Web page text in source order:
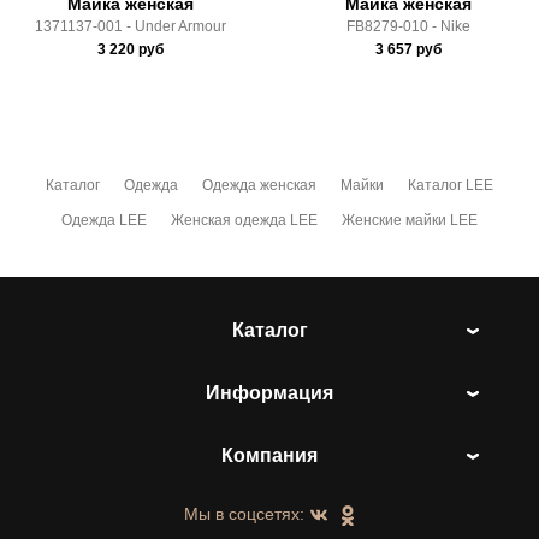
1371137-001 - Under Armour
3 220руб
FB8279-010 - Nike
3 657 руб
Каталог Одежда Одежда женская Майки Каталог LEE
Одежда LEE Женская одежда LEE Женские майки LEE
Каталог
Информация
Компания
Мы в соцсетях: